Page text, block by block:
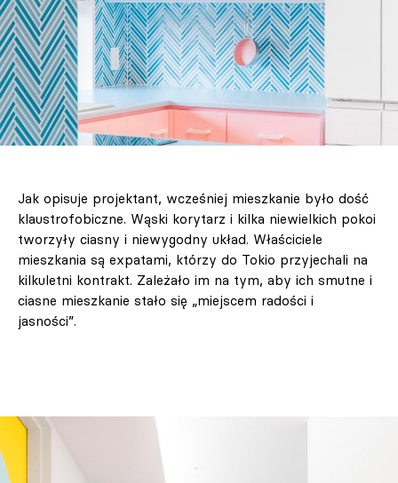
Jak opisuje projektant, wcześniej mieszkanie było dość
klaustrofobiczne. Wąski korytarz i kilka niewielkich pokoi
tworzyły ciasny i niewygodny układ. Właściciele
mieszkania są expatami, którzy do Tokio przyjechali na
kilkuletni kontrakt. Zależało im na tym, aby ich smutne i
ciasne mieszkanie stało się „miejscem radości i
jasności”.